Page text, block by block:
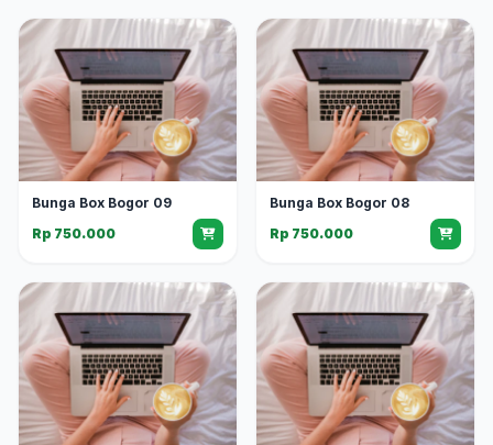
Bunga Box Bogor 09
Rp 750.000
Bunga Box Bogor 08
Rp 750.000